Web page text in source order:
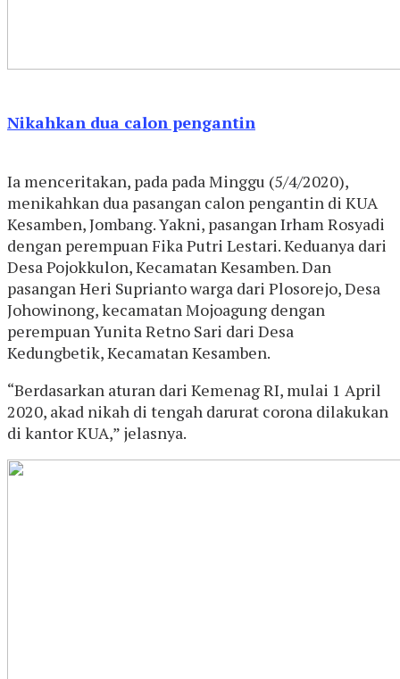
Nikahkan dua calon pengantin
Ia menceritakan, pada pada Minggu (5/4/2020),
menikahkan dua pasangan calon pengantin di KUA
Kesamben, Jombang. Yakni, pasangan Irham Rosyadi
dengan perempuan Fika Putri Lestari. Keduanya dari
Desa Pojokkulon, Kecamatan Kesamben. Dan
pasangan Heri Suprianto warga dari Plosorejo, Desa
Johowinong, kecamatan Mojoagung dengan
perempuan Yunita Retno Sari dari Desa
Kedungbetik, Kecamatan Kesamben.
“Berdasarkan aturan dari Kemenag RI, mulai 1 April
2020, akad nikah di tengah darurat corona dilakukan
di kantor KUA,” jelasnya.